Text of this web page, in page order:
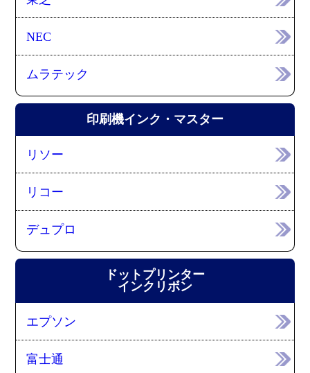
NEC
ムラテック
印刷機インク・マスター
リソー
リコー
デュプロ
ドットプリンター
インクリボン
エプソン
富士通